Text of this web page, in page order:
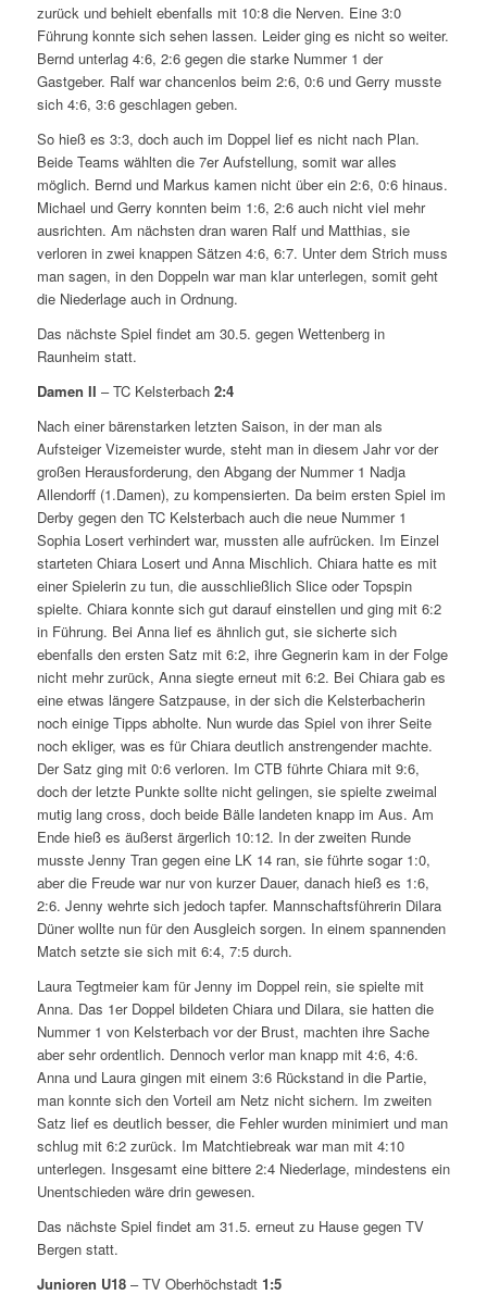
zurück und behielt ebenfalls mit 10:8 die Nerven. Eine 3:0
Führung konnte sich sehen lassen. Leider ging es nicht so weiter.
Bernd unterlag 4:6, 2:6 gegen die starke Nummer 1 der
Gastgeber. Ralf war chancenlos beim 2:6, 0:6 und Gerry musste
sich 4:6, 3:6 geschlagen geben.
So hieß es 3:3, doch auch im Doppel lief es nicht nach Plan.
Beide Teams wählten die 7er Aufstellung, somit war alles
möglich. Bernd und Markus kamen nicht über ein 2:6, 0:6 hinaus.
Michael und Gerry konnten beim 1:6, 2:6 auch nicht viel mehr
ausrichten. Am nächsten dran waren Ralf und Matthias, sie
verloren in zwei knappen Sätzen 4:6, 6:7. Unter dem Strich muss
man sagen, in den Doppeln war man klar unterlegen, somit geht
die Niederlage auch in Ordnung.
Das nächste Spiel findet am 30.5. gegen Wettenberg in
Raunheim statt.
Damen II – TC Kelsterbach 2:4
Nach einer bärenstarken letzten Saison, in der man als
Aufsteiger Vizemeister wurde, steht man in diesem Jahr vor der
großen Herausforderung, den Abgang der Nummer 1 Nadja
Allendorff (1.Damen), zu kompensierten. Da beim ersten Spiel im
Derby gegen den TC Kelsterbach auch die neue Nummer 1
Sophia Losert verhindert war, mussten alle aufrücken. Im Einzel
starteten Chiara Losert und Anna Mischlich. Chiara hatte es mit
einer Spielerin zu tun, die ausschließlich Slice oder Topspin
spielte. Chiara konnte sich gut darauf einstellen und ging mit 6:2
in Führung. Bei Anna lief es ähnlich gut, sie sicherte sich
ebenfalls den ersten Satz mit 6:2, ihre Gegnerin kam in der Folge
nicht mehr zurück, Anna siegte erneut mit 6:2. Bei Chiara gab es
eine etwas längere Satzpause, in der sich die Kelsterbacherin
noch einige Tipps abholte. Nun wurde das Spiel von ihrer Seite
noch ekliger, was es für Chiara deutlich anstrengender machte.
Der Satz ging mit 0:6 verloren. Im CTB führte Chiara mit 9:6,
doch der letzte Punkte sollte nicht gelingen, sie spielte zweimal
mutig lang cross, doch beide Bälle landeten knapp im Aus. Am
Ende hieß es äußerst ärgerlich 10:12. In der zweiten Runde
musste Jenny Tran gegen eine LK 14 ran, sie führte sogar 1:0,
aber die Freude war nur von kurzer Dauer, danach hieß es 1:6,
2:6. Jenny wehrte sich jedoch tapfer. Mannschaftsführerin Dilara
Düner wollte nun für den Ausgleich sorgen. In einem spannenden
Match setzte sie sich mit 6:4, 7:5 durch.
Laura Tegtmeier kam für Jenny im Doppel rein, sie spielte mit
Anna. Das 1er Doppel bildeten Chiara und Dilara, sie hatten die
Nummer 1 von Kelsterbach vor der Brust, machten ihre Sache
aber sehr ordentlich. Dennoch verlor man knapp mit 4:6, 4:6.
Anna und Laura gingen mit einem 3:6 Rückstand in die Partie,
man konnte sich den Vorteil am Netz nicht sichern. Im zweiten
Satz lief es deutlich besser, die Fehler wurden minimiert und man
schlug mit 6:2 zurück. Im Matchtiebreak war man mit 4:10
unterlegen. Insgesamt eine bittere 2:4 Niederlage, mindestens ein
Unentschieden wäre drin gewesen.
Das nächste Spiel findet am 31.5. erneut zu Hause gegen TV
Bergen statt.
Junioren U18– TV Oberhöchstadt 1:5